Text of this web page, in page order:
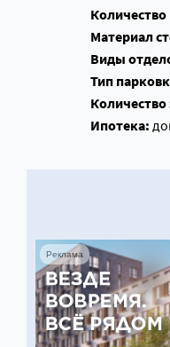
Материал
Виды
Тип
Ипотека:
Реклама